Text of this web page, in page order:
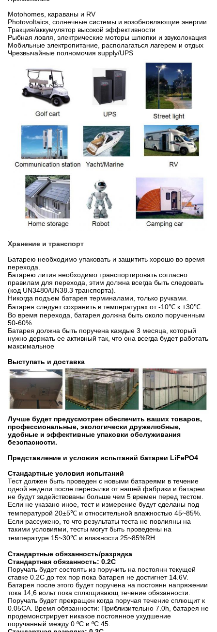
Motohomes, караваны и RV
Photovoltaics, солнечные системы и возобновляющие энергии
Тракция/аккумулятор высокой эффективности
Рыбная ловля, электрические моторы шлюпки и звуколокация
Мобильные электропитание, располагаться лагерем и отдых
Чрезвычайные полномочия supply/UPS
Хранение и транспорт
Батарею необходимо упаковать и защитить хорошо во время
перехода.
Батарею лития необходимо транспортировать согласно
правилам для перехода, этим должна всегда быть следовать
(код UN3480/UN38.3 транспорта).
Никогда подъем батарея терминалами, только ручками.
Батарея следует сохранить в температурах от -10℃ к +30℃.
Во время перехода, батарея должна быть около порученным
50-60%.
Батарея должна быть поручена каждые 3 месяца, который
нужно держать ее активный так, что она всегда будет работать
максимальное
Выступать и доставка
Лучше будет предусмотрен обеспечить ваших товаров,
профессиональные, экологически дружелюбные,
удобные и эффективные упаковки обслуживания
безопасности.
Представление и условия испытаний батареи LiFePO4
Стандартные условия испытаний
Тест должен быть проведен с новыми батареями в течение
одной недели после пересылки от нашей фабрики и батареи
не будут задействованы больше чем 5 времен перед тестом.
Если не указано иное, тест и измерение будут сделаны под
температурой 20±5℃ и относительной влажностью 45~85%.
Если рассужено, то что результаты теста не повлияны на
такими условиями, тесты могут быть проведены на
температуре 15~30℃ и влажности 25~85%RH.
Стандартные обязанность/разрядка
Стандартная обязанность: 0.2C
Поручать будет состоять из поручить на постоянн текущей
ставке 0.2C до тех пор пока батарея не достигнет 14.6V.
Батарея после этого будет поручена на постоянн напряжении
тока 14,6 вольт пока сплющивающ течение обязанности.
Поручать будет прекращен когда поручая течение сплющит к
0.05CA. Время обязанности: Приблизительно 7.0h, батарея не
продемонстрирует никакое постоянное ухудшение
поручанный между 0 ºC и ºC 45.